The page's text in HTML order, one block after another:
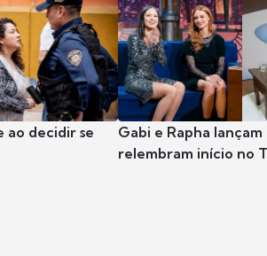
ao decidir se
Gabi e Rapha
relembram início no